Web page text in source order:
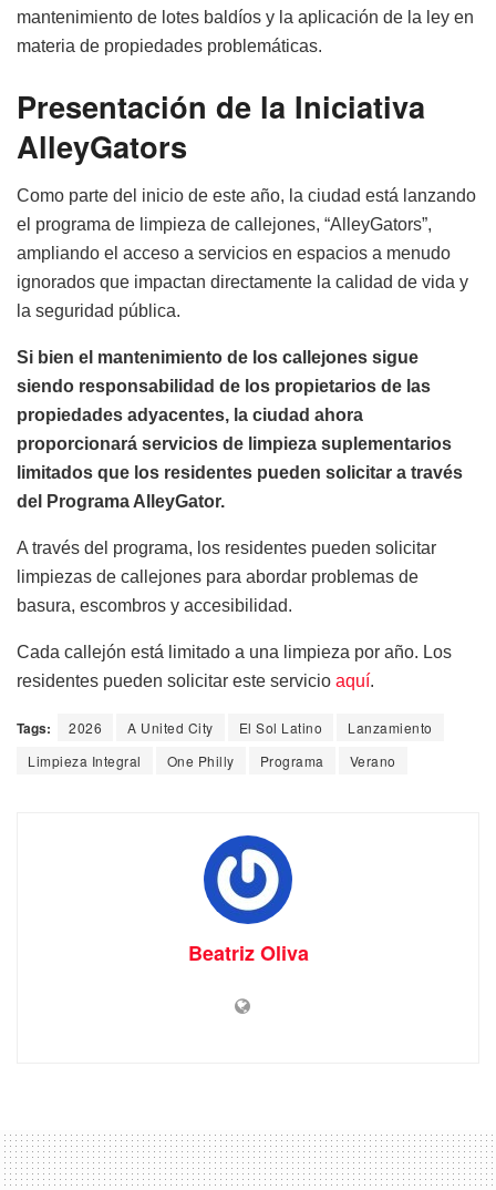
mantenimiento de lotes baldíos y la aplicación de la ley en
materia de propiedades problemáticas.
Presentación de la Iniciativa
AlleyGators
Como parte del inicio de este año, la ciudad está lanzando
el programa de limpieza de callejones, “AlleyGators”,
ampliando el acceso a servicios en espacios a menudo
ignorados que impactan directamente la calidad de vida y
la seguridad pública.
Si bien el mantenimiento de los callejones sigue
siendo responsabilidad de los propietarios de las
propiedades adyacentes, la ciudad ahora
proporcionará servicios de limpieza suplementarios
limitados que los residentes pueden solicitar a través
del Programa AlleyGator.
A través del programa, los residentes pueden solicitar
limpiezas de callejones para abordar problemas de
basura, escombros y accesibilidad.
Cada callejón está limitado a una limpieza por año. Los
residentes pueden solicitar este servicio aquí.
Tags: 2026 A United City El Sol Latino
Lanzamiento
Limpieza Integral
One Philly Programa Verano
Beatriz Oliva